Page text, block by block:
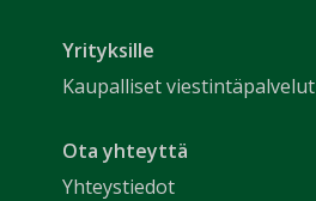
Yrityksille
Kaupalliset viestintäpalvelut
Ota yhteyttä
Yhteystiedot